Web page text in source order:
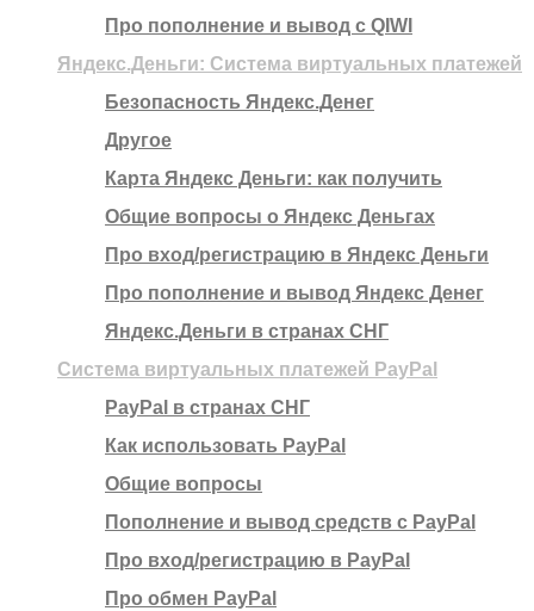
Про пополнение и вывод с QIWI
Яндекс.Деньги: Система виртуальных платежей
Безопасность Яндекс.Денег
Другое
Карта Яндекс Деньги: как получить
Общие вопросы о Яндекс Деньгах
Про вход/регистрацию в Яндекс Деньги
Про пополнение и вывод Яндекс Денег
Яндекс.Деньги в странах СНГ
Система виртуальных платежей PayPal
PayPal в странах СНГ
Как использовать PayPal
Общие вопросы
Пополнение и вывод средств с PayPal
Про вход/регистрацию в PayPal
Про обмен PayPal